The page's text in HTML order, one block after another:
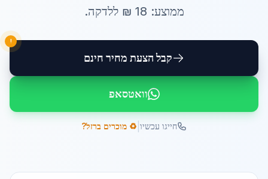
ממוצע: 18 ₪ ללדקה.
קבל הצעת מחיר חינם
!
וואטסאפ
חייגו עכשיו ♻️ מוכרים ברזל?